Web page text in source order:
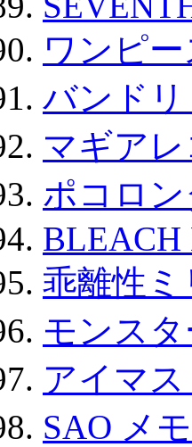
ワンピ
バンド
マギア
ポコロ
BLEACH
乖離性
モンス
アイマ
SAO メ